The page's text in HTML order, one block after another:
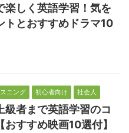
楽しく英語学習！気を
トとおすすめドラマ10
ニング 初心者向け 社会人
級者まで英語学習のコ
おすすめ映画10選付】